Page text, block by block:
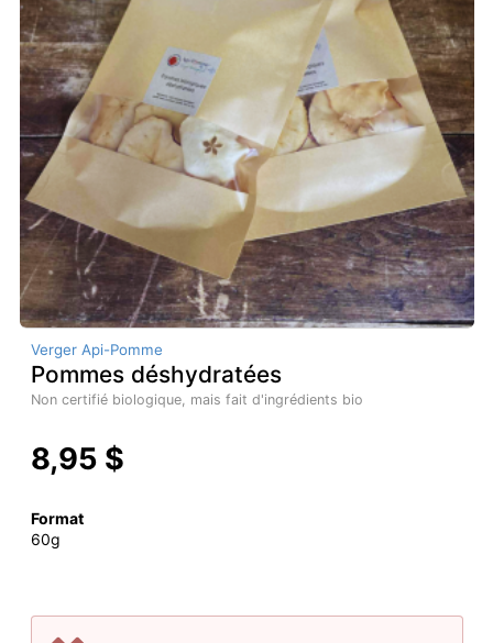
Verger Api-Pomme
Pommes déshydratées
Non certifié biologique, mais fait d'ingrédients bio
8,95 $
Format
60g